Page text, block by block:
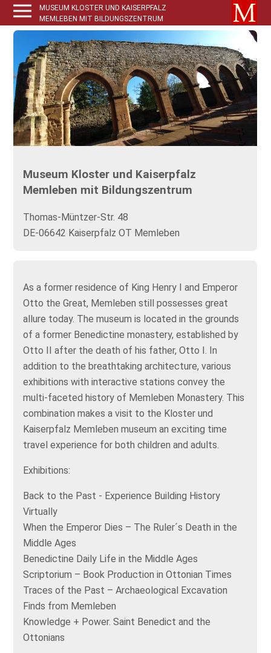
MUSEUM KLOSTER UND KAISERPFALZ
MEMLEBEN MIT BILDUNGSZENTRUM
Museum Kloster und Kaiserpfalz
Memleben mit Bildungszentrum
Thomas-Müntzer-Str. 48
DE-06642 Kaiserpfalz OT Memleben
As a former residence of King Henry I and Emperor
Otto the Great, Memleben still possesses great
allure today. The museum is located in the grounds
of a former Benedictine monastery, established by
Otto II after the death of his father, Otto I. In
addition to the breathtaking architecture, various
exhibitions with interactive stations convey the
multi-faceted history of Memleben Monastery. This
combination makes a visit to the Kloster und
Kaiserpfalz Memleben museum an exciting time
travel experience for both children and adults.
Exhibitions:
Back to the Past - Experience Building History
Virtually
When the Emperor Dies – The Ruler´s Death in the
Middle Ages
Benedictine Daily Life in the Middle Ages
Scriptorium – Book Production in Ottonian Times
Traces of the Past – Archaeological Excavation
Finds from Memleben
Knowledge + Power. Saint Benedict and the
Ottonians